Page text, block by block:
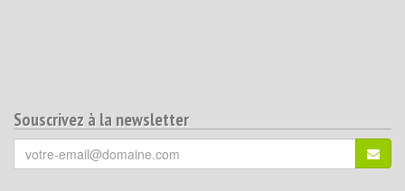
Souscrivez à la newsletter
Votre
email